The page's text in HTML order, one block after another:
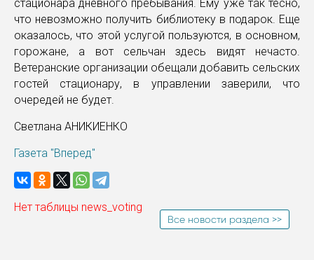
стационара дневного пребывания. Ему уже так тесно,
что невозможно получить библиотеку в подарок. Еще
оказалось, что этой услугой пользуются, в основном,
горожане, а вот сельчан здесь видят нечасто.
Ветеранские организации обещали добавить сельских
гостей стационару, в управлении заверили, что
очередей не будет.
Светлана АНИКИЕНКО
Газета "Вперед"
Нет таблицы news_voting
Все новости раздела >>